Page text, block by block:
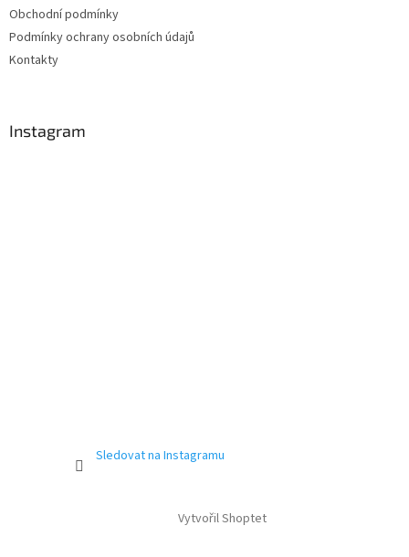
Obchodní podmínky
Podmínky ochrany osobních údajů
Kontakty
Instagram
Sledovat na Instagramu
Vytvořil Shoptet